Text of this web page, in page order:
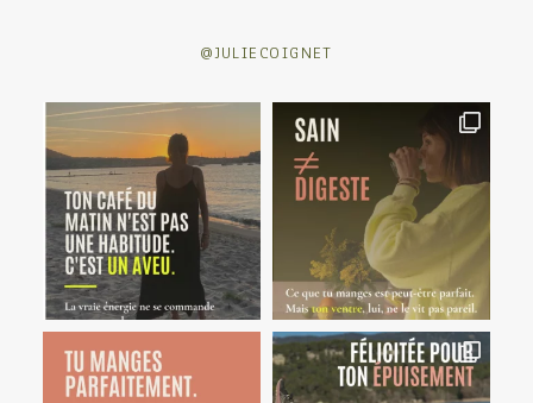
@JULIECOIGNET